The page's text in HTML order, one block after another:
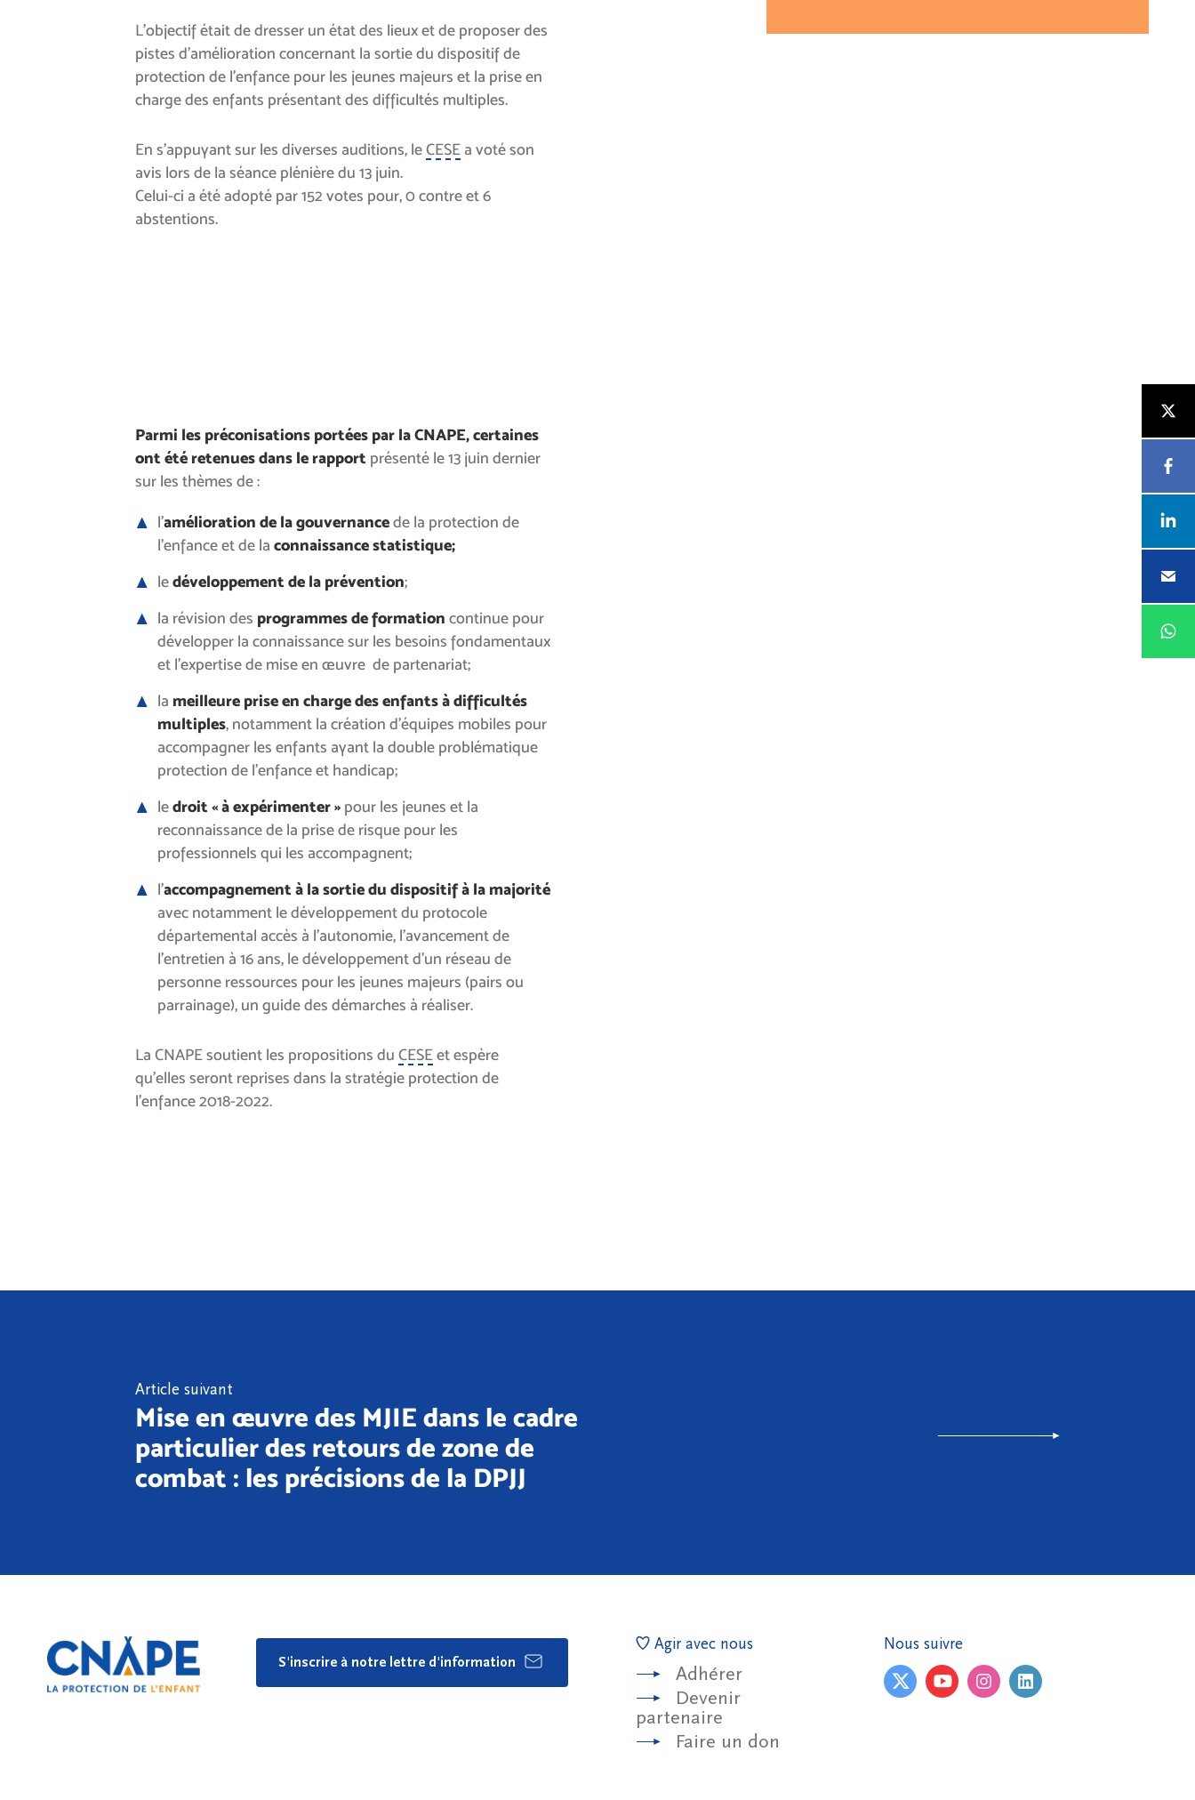
L’objectif était de dresser un état des lieux et de proposer des
pistes d’amélioration concernant la sortie du dispositif de
protection de l’enfance pour les jeunes majeurs et la prise en
charge des enfants présentant des difficultés multiples.
En s’appuyant sur les diverses auditions, leCESE a voté son
avis lors de la séance plénière du 13 juin.
Celui-ci a été adopté par 152 votes pour, 0 contre et 6
abstentions.
Parmi les préconisations portées par la CNAPE,certaines
ont été retenues dans le rapport présenté le 13 juin dernier
sur les thèmes de :
l’amélioration de la gouvernancede la protection de
l’enfance et de la connaissance statistique;
ledéveloppement de la prévention;
la révision des programmes deformation continue pour
développer la connaissance sur les besoins fondamentaux
et l’expertise de mise en œuvre de partenariat;
la meilleure prise en charge des enfants à difficultés
multiples, notamment la création d’équipes mobiles pour
accompagner les enfants ayant la double problématique
protection de l’enfance et handicap;
ledroit « à expérimenter » pour les jeunes et la
reconnaissance de la prise de risque pour les
professionnels qui les accompagnent;
l’accompagnement à la sortie du dispositif à la majorité
avec notamment le développement du protocole
départemental accès à l’autonomie, l’avancement de
l’entretien à 16 ans, le développement d’un réseau de
personne ressources pour les jeunes majeurs (pairs ou
parrainage), un guide des démarches à réaliser.
La CNAPE soutient les propositions du CESEet espère
qu’elles seront reprises dans la stratégie protection de
l’enfance 2018-2022.
Article suivant
Mise en œuvre des MJIE dans le cadre
particulier des retours de zone de
combat : les précisions de la DPJJ
S'inscrire à notre lettre d'information
Agir avec nous
Adhérer
Devenir
partenaire
Faire un don
Nous suivre